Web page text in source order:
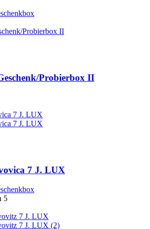
Probierbox II
7 J. LUX
5